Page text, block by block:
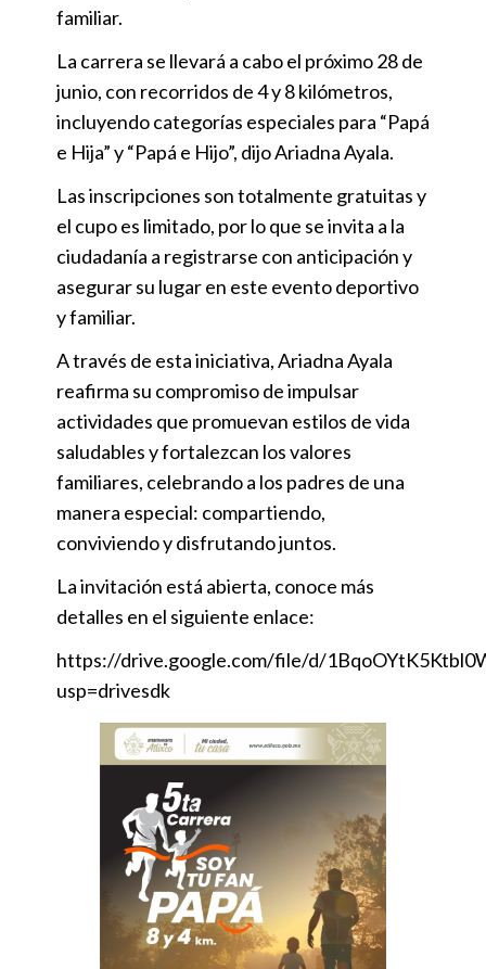
familiar.
La carrera se llevará a cabo el próximo 28 de
junio, con recorridos de 4 y 8 kilómetros,
incluyendo categorías especiales para “Papá
e Hija” y “Papá e Hijo”, dijo Ariadna Ayala.
Las inscripciones son totalmente gratuitas y
el cupo es limitado, por lo que se invita a la
ciudadanía a registrarse con anticipación y
asegurar su lugar en este evento deportivo
y familiar.
A través de esta iniciativa, Ariadna Ayala
reafirma su compromiso de impulsar
actividades que promuevan estilos de vida
saludables y fortalezcan los valores
familiares, celebrando a los padres de una
manera especial: compartiendo,
conviviendo y disfrutando juntos.
La invitación está abierta, conoce más
detalles en el siguiente enlace:
https://drive.google.com/file/d/
usp=drivesdk